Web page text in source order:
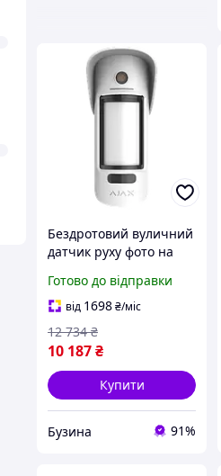
Бездротовий вуличний
датчик руху фото на
Outdoor PhOD buzyna
Готово до відправки
від 1698₴/міс
10 187₴
12 734 ₴
Купити
Бузина 91%